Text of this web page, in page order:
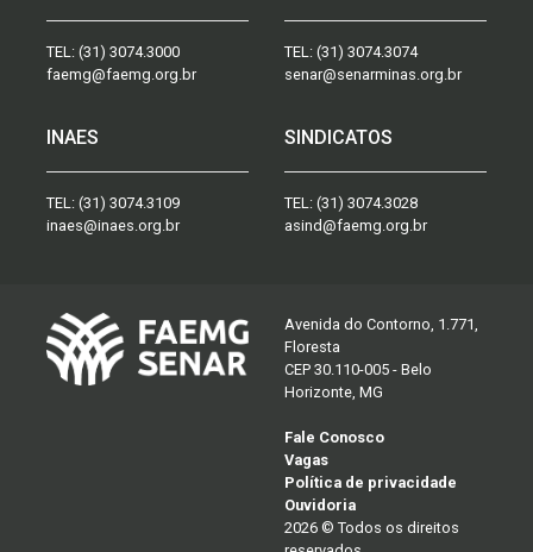
TEL: (31) 3074.3000
faemg@faemg.org.br
TEL: (31) 3074.3074
senar@senarminas.org.br
INAES
TEL: (31) 3074.3109
inaes@inaes.org.br
SINDICATOS
TEL: (31) 3074.3028
asind@faemg.org.br
Avenida do Contorno, 1.771,
Floresta
CEP 30.110-005 - Belo
Horizonte, MG
Fale Conosco
Vagas
Política de privacidade
Ouvidoria
2026 © Todos os direitos